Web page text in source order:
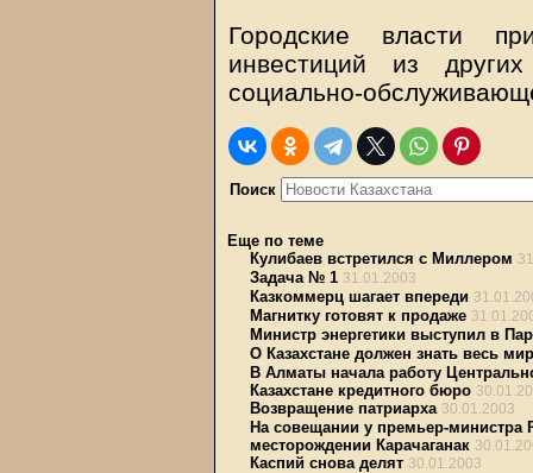
Городские власти
инвестиций из
социально-
Поиск
Еще по теме
Кулибаев встретился с Миллером
Задача № 1 31.01.2003
Казкоммерц шагает впереди
Магнитку готовят к продаже
Министр энергетики выступил в
О Казахстане должен знать весь мир
В Алматы начала работу
Казахстане кредитного бюро
Возвращение патриарха 30.01.2003
На совещании у премьер-министра
месторождении Карачаганак
Каспий снова делят 30.01.2003